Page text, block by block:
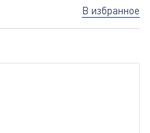
В избранное